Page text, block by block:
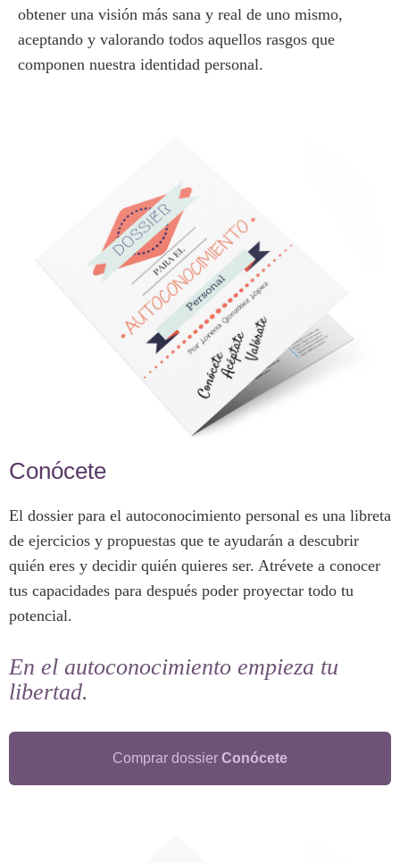
obtener una visión más sana y real de uno mismo,
aceptando y valorando todos aquellos rasgos que
componen nuestra identidad personal.
Conócete
El dossier para el autoconocimiento personal es una libreta
de ejercicios y propuestas que te ayudarán a descubrir
quién eres y decidir quién quieres ser. Atrévete a conocer
tus capacidades para después poder proyectar todo tu
potencial.
En el autoconocimiento empieza tu
libertad.
Comprar dossier Conócete